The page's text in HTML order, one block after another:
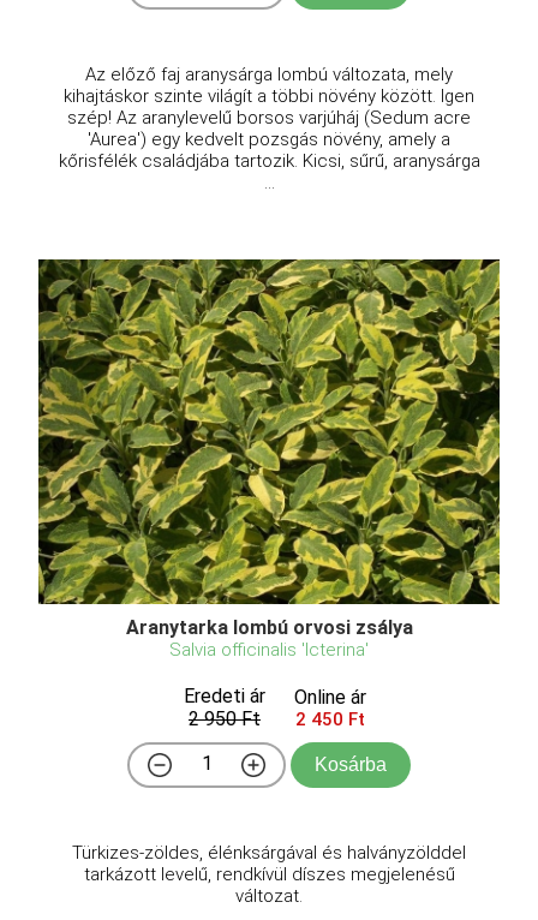
Az előző faj aranysárga lombú változata, mely
kihajtáskor szinte világít a többi növény között. Igen
szép! Az aranylevelű borsos varjúháj (Sedum acre
'Aurea') egy kedvelt pozsgás növény, amely a
kőrisfélék családjába tartozik. Kicsi, sűrű, aranysárga
...
Aranytarka lombú orvosi zsálya
Salvia officinalis 'Icterina'
Eredeti ár
2 950 Ft
Online ár
2 450 Ft
Kosárba
Türkizes-zöldes, élénksárgával és halványzölddel
tarkázott levelű, rendkívül díszes megjelenésű
változat.